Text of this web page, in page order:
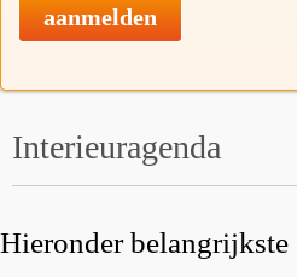
aanmelden
Interieuragenda
Hieronder